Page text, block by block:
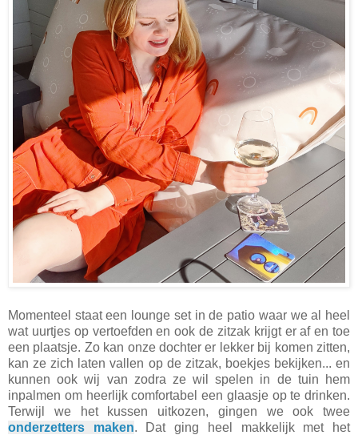
Momenteel staat een lounge set in de patio waar we al heel
wat uurtjes op vertoefden en ook de zitzak krijgt er af en toe
een plaatsje. Zo kan onze dochter er lekker bij komen zitten,
kan ze zich laten vallen op de zitzak, boekjes bekijken... en
kunnen ook wij van zodra ze wil spelen in de tuin hem
inpalmen om heerlijk comfortabel een glaasje op te drinken.
Terwijl we het kussen uitkozen, gingen we ook twee
onderzetters maken. Dat ging heel makkelijk met het